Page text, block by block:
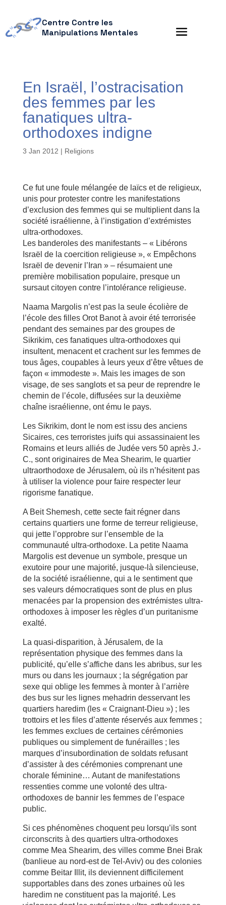
Centre Contre les
Manipulations Mentales
En Israël, l’ostracisation
des femmes par les
fanatiques ultra-
orthodoxes indigne
3 Jan 2012 | Religions
Ce fut une foule mélangée de laïcs et de religieux,
unis pour protester contre les manifestations
d’exclusion des femmes qui se multiplient dans la
société israélienne, à l’instigation d’extrémistes
ultra-orthodoxes.
Les banderoles des manifestants – « Libérons
Israël de la coercition religieuse », « Empêchons
Israël de devenir l’Iran » – résumaient une
première mobilisation populaire, presque un
sursaut citoyen contre l’intolérance religieuse.
Naama Margolis n’est pas la seule écolière de
l’école des filles Orot Banot à avoir été terrorisée
pendant des semaines par des groupes de
Sikrikim, ces fanatiques ultra-orthodoxes qui
insultent, menacent et crachent sur les femmes de
tous âges, coupables à leurs yeux d’être vêtues de
façon « immodeste ». Mais les images de son
visage, de ses sanglots et sa peur de reprendre le
chemin de l’école, diffusées sur la deuxième
chaîne israélienne, ont ému le pays.
Les Sikrikim, dont le nom est issu des anciens
Sicaires, ces terroristes juifs qui assassinaient les
Romains et leurs alliés de Judée vers 50 après J.-
C., sont originaires de Mea Shearim, le quartier
ultraorthodoxe de Jérusalem, où ils n’hésitent pas
à utiliser la violence pour faire respecter leur
rigorisme fanatique.
A Beit Shemesh, cette secte fait régner dans
certains quartiers une forme de terreur religieuse,
qui jette l’opprobre sur l’ensemble de la
communauté ultra-orthodoxe. La petite Naama
Margolis est devenue un symbole, presque un
exutoire pour une majorité, jusque-là silencieuse,
de la société israélienne, qui a le sentiment que
ses valeurs démocratiques sont de plus en plus
menacées par la propension des extrémistes ultra-
orthodoxes à imposer les règles d’un puritanisme
exalté.
La quasi-disparition, à Jérusalem, de la
représentation physique des femmes dans la
publicité, qu’elle s’affiche dans les abribus, sur les
murs ou dans les journaux ; la ségrégation par
sexe qui oblige les femmes à monter à l’arrière
des bus sur les lignes mehadrin desservant les
quartiers haredim (les « Craignant-Dieu ») ; les
trottoirs et les files d’attente réservés aux femmes ;
les femmes exclues de certaines cérémonies
publiques ou simplement de funérailles ; les
marques d’insubordination de soldats refusant
d’assister à des cérémonies comprenant une
chorale féminine… Autant de manifestations
ressenties comme une volonté des ultra-
orthodoxes de bannir les femmes de l’espace
public.
Si ces phénomènes choquent peu lorsqu’ils sont
circonscrits à des quartiers ultra-orthodoxes
comme Mea Shearim, des villes comme Bnei Brak
(banlieue au nord-est de Tel-Aviv) ou des colonies
comme Beitar Illit, ils deviennent difficilement
supportables dans des zones urbaines où les
haredim ne constituent pas la majorité. Les